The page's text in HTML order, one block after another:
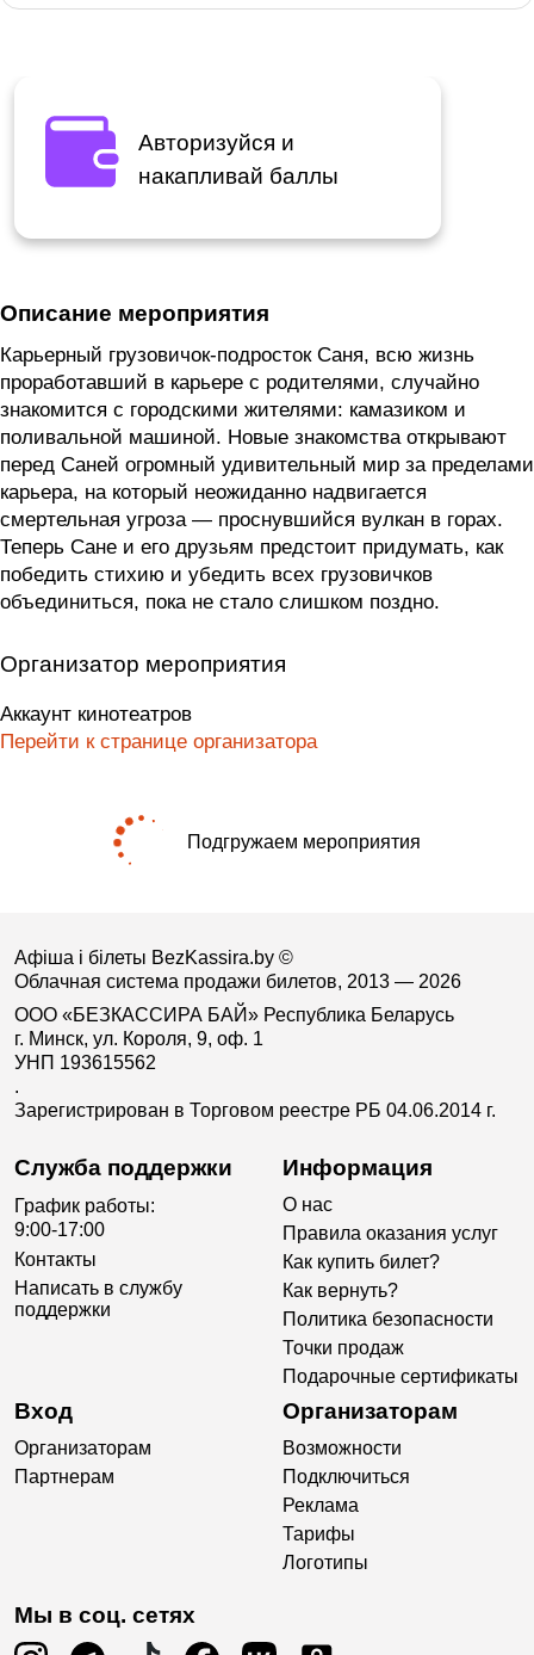
Авторизуйся и
накапливай баллы
Описание мероприятия
Карьерный грузовичок-подросток Саня, всю жизнь
проработавший в карьере с родителями, случайно
знакомится с городскими жителями: камазиком и
поливальной машиной. Новые знакомства открывают
перед Саней огромный удивительный мир за пределами
карьера, на который неожиданно надвигается
смертельная угроза — проснувшийся вулкан в горах.
Теперь Сане и его друзьям предстоит придумать, как
победить стихию и убедить всех грузовичков
объединиться, пока не стало слишком поздно.
Организатор мероприятия
Аккаунт кинотеатров
Перейти к странице организатора
Подгружаем мероприятия
Афіша і білеты BezKassira.by ©
Облачная система продажи билетов, 2013 — 2026
ООО «БЕЗКАССИРА БАЙ» Республика Беларусь
г. Минск, ул. Короля, 9, оф. 1
УНП 193615562
.
Зарегистрирован в Торговом реестре РБ 04.06.2014 г.
Служба поддержки
График работы:
9:00-17:00
Контакты
Написать в службу
поддержки
Информация
О нас
Правила оказания услуг
Как купить билет?
Как вернуть?
Политика безопасности
Точки продаж
Подарочные сертификаты
Вход
Организаторам
Партнерам
Организаторам
Возможности
Подключиться
Реклама
Тарифы
Логотипы
Мы в соц. сетях